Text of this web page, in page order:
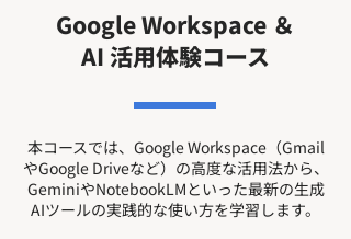
Google Workspace ＆
AI 活用体験コース
本コースでは、Google Workspace（Gmail
やGoogle Driveなど）の高度な活用法から、
GeminiやNotebookLMといった最新の生成
AIツールの実践的な使い方を学習します。